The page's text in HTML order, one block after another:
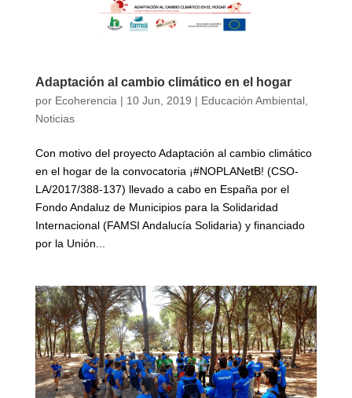
Adaptación al cambio climático en el hogar
por Ecoherencia | 10 Jun, 2019 | Educación Ambiental,
Noticias
Con motivo del proyecto Adaptación al cambio climático
en el hogar de la convocatoria ¡#NOPLANetB! (CSO-
LA/2017/388-137) llevado a cabo en España por el
Fondo Andaluz de Municipios para la Solidaridad
Internacional (FAMSI Andalucía Solidaria) y financiado
por la Unión...